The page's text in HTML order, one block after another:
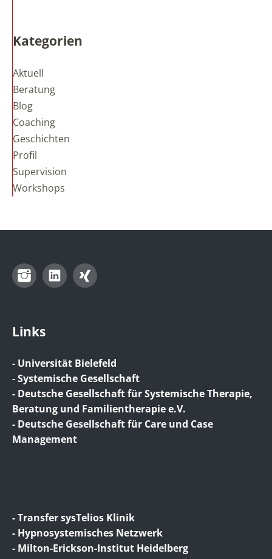
Kategorien
Aktuell
Beratung
Blog
Coaching
Geschichten
Profil
Supervision
Workshops
InstagramLinkedIn
Links
- Universität Bielefeld
- Systemische Gesellschaft
- Deutsche Gesellschaft für Systemische Therapie,
Beratung und Familientherapie e.V.
- Deutsche Gesellschaft für Care und Case
Management
- Transfer sysTelios Klinik
- Hypnosystemisches Netzwerk
- Milton-Erickson-Institut Heidelberg